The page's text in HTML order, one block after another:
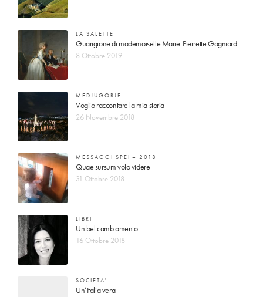
LA SALETTE
Guarigione di mademoiselle Marie-Pierrette Gagniard
8 Ottobre 2019
MEDJUGORJE
Voglio raccontare la mia storia
26 Novembre 2018
MESSAGGI SPEI – 2018
Quae sursum volo videre
31 Ottobre 2018
LIBRI
Un bel cambiamento
16 Ottobre 2018
SOCIETA'
Un’Italia vera